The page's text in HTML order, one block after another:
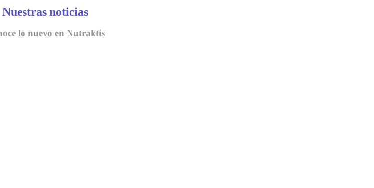
Nuestras noticias
lo nuevo en Nutraktis